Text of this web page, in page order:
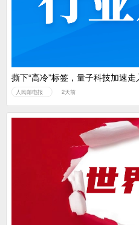
撕下“高冷”标签，量子科技加速
人民邮电报 2天前